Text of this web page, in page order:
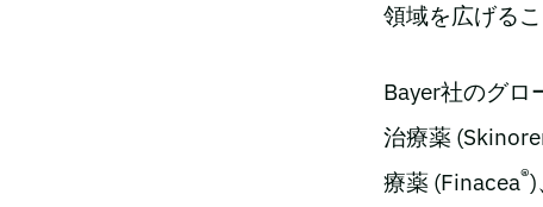
領域を広げる
Bayer社のグロ
治療薬
療薬 (Finacea®)